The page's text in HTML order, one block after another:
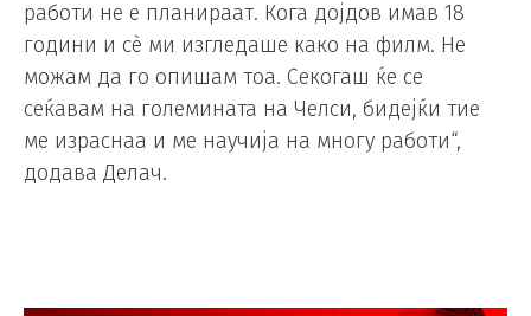
работи не е планираат. Кога дојдов имав 18
години и сè ми изгледаше како на филм. Не
можам да го опишам тоа. Секогаш ќе се
сеќавам на големината на Челси, бидејќи тие
ме израснаа и ме научија на многу работи“,
додава Делач.